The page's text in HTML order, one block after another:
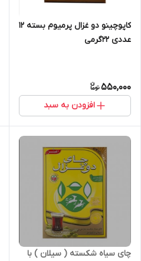
کاپوچینو دو غزال پرمیوم بسته 12
عددی ۲۲گرمی
550,000
افزودن به سبد
چای سیاه شکسته ( سیلان ) با